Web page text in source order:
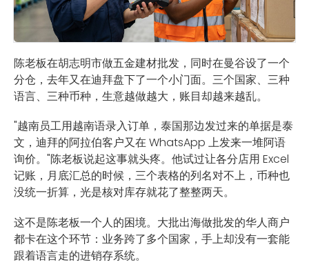
陈老板在胡志明市做五金建材批发，同时在曼谷设了一个
分仓，去年又在迪拜盘下了一个小门面。三个国家、三种
语言、三种币种，生意越做越大，账目却越来越乱。
"越南员工用越南语录入订单，泰国那边发过来的单据是泰
文，迪拜的阿拉伯客户又在 WhatsApp 上发来一堆阿语
询价。"陈老板说起这事就头疼。他试过让各分店用 Excel
记账，月底汇总的时候，三个表格的列名对不上，币种也
没统一折算，光是核对库存就花了整整两天。
这不是陈老板一个人的困境。大批出海做批发的华人商户
都卡在这个环节：业务跨了多个国家，手上却没有一套能
跟着语言走的进销存系统。